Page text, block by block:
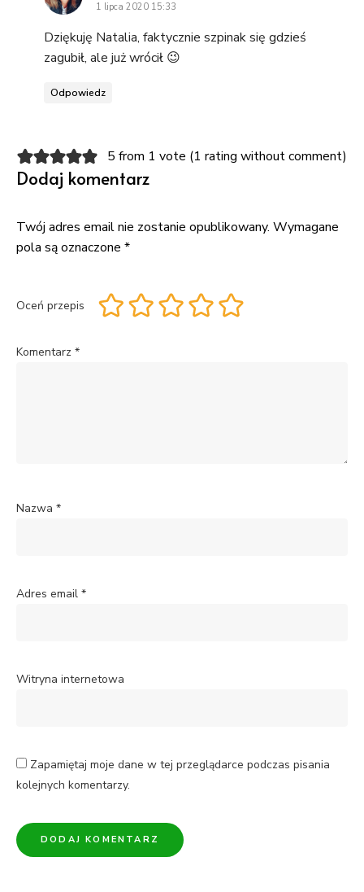
1 lipca 2020 15:33
Dziękuję Natalia, faktycznie szpinak się gdzieś
zagubił, ale już wrócił 😉
Odpowiedz
5 from 1 vote (1 rating without comment)
Dodaj komentarz
Twój adres email nie zostanie opublikowany. Wymagane
pola są oznaczone *
Oceń przepis
Komentarz *
Nazwa *
Adres email *
Witryna internetowa
Zapamiętaj moje dane w tej przeglądarce podczas pisania
kolejnych komentarzy.